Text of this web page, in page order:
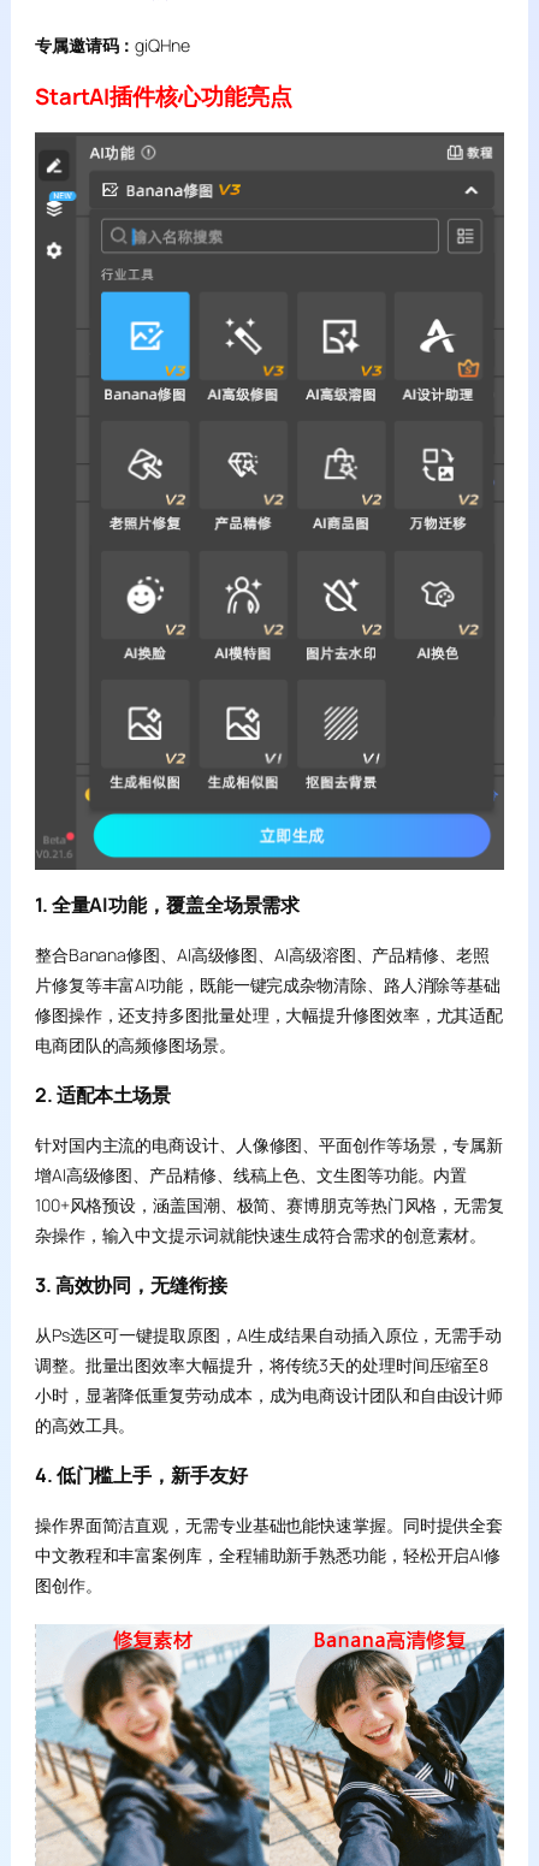
专属邀请码：giQHne
StartAI插件核心功能亮点
1. 全量AI功能，覆盖全场景需求
整合Banana修图、AI高级修图、AI高级溶图、产品精修、老照
片修复等丰富AI功能，既能一键完成杂物清除、路人消除等基础
修图操作，还支持多图批量处理，大幅提升修图效率，尤其适配
电商团队的高频修图场景。
2. 适配本土场景
针对国内主流的电商设计、人像修图、平面创作等场景，专属新
增AI高级修图、产品精修、线稿上色、文生图等功能。内置
100+风格预设，涵盖国潮、极简、赛博朋克等热门风格，无需复
杂操作，输入中文提示词就能快速生成符合需求的创意素材。
3. 高效协同，无缝衔接
从Ps选区可一键提取原图，AI生成结果自动插入原位，无需手动
调整。批量出图效率大幅提升，将传统3天的处理时间压缩至8
小时，显著降低重复劳动成本，成为电商设计团队和自由设计师
的高效工具。
4. 低门槛上手，新手友好
操作界面简洁直观，无需专业基础也能快速掌握。同时提供全套
中文教程和丰富案例库，全程辅助新手熟悉功能，轻松开启AI修
图创作。